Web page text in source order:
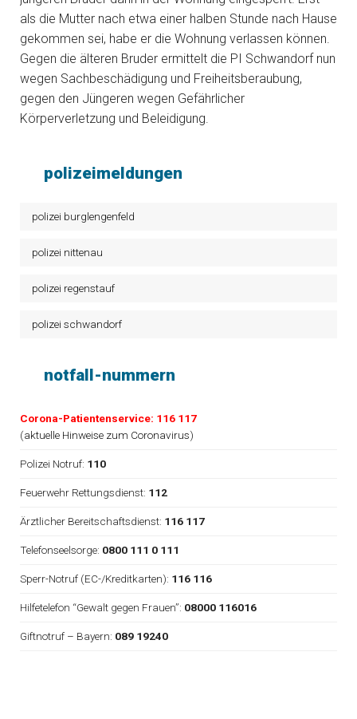
als die Mutter nach etwa einer halben Stunde nach Hause
gekommen sei, habe er die Wohnung verlassen können.
Gegen die älteren Bruder ermittelt die PI Schwandorf nun
wegen Sachbeschädigung und Freiheitsberaubung,
gegen den Jüngeren wegen Gefährlicher
Körperverletzung und Beleidigung.
polizeimeldungen
polizei burglengenfeld
polizei nittenau
polizei regenstauf
polizei schwandorf
notfall-nummern
Corona-Patientenservice: 116 117
(aktuelle Hinweise zum Coronavirus)
Polizei Notruf: 110
Feuerwehr Rettungsdienst: 112
Ärztlicher Bereitschaftsdienst: 116 117
Telefonseelsorge: 0800 111 0 111
Sperr-Notruf (EC-/Kreditkarten): 116 116
Hilfetelefon “Gewalt gegen Frauen”: 08000 116016
Giftnotruf – Bayern: 089 19240